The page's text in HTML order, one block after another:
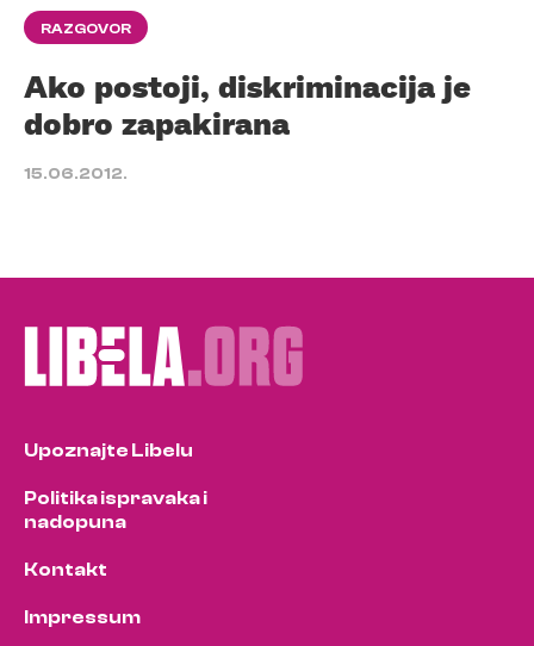
RAZGOVOR
Ako postoji, diskriminacija je
dobro zapakirana
15.06.2012.
Upoznajte Libelu
Politika ispravaka i
nadopuna
Kontakt
Impressum